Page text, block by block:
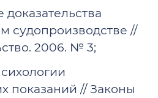
судопроизводстве //
2006. № 3;
показаний // Законы